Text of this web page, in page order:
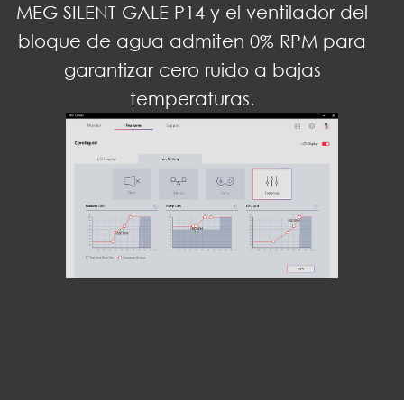
MEG SILENT GALE P14 y el ventilador del
bloque de agua admiten 0% RPM para
garantizar cero ruido a bajas
temperaturas.